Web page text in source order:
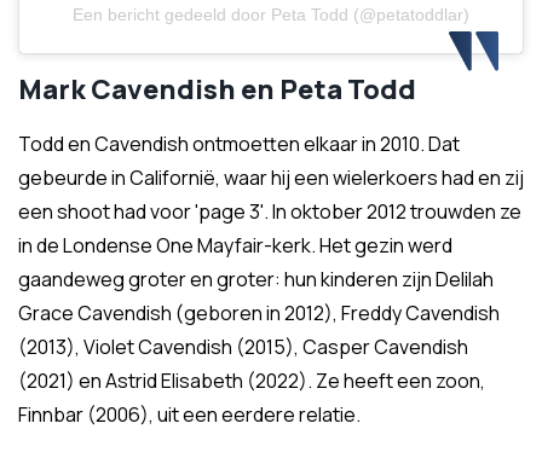
Een bericht gedeeld door Peta Todd (@petatoddlar)
Mark Cavendish en Peta Todd
Todd en Cavendish ontmoetten elkaar in 2010. Dat
gebeurde in Californië, waar hij een wielerkoers had en zij
een shoot had voor 'page 3'. In oktober 2012 trouwden ze
in de Londense One Mayfair-kerk. Het gezin werd
gaandeweg groter en groter: hun kinderen zijn Delilah
Grace Cavendish (geboren in 2012), Freddy Cavendish
(2013), Violet Cavendish (2015), Casper Cavendish
(2021) en Astrid Elisabeth (2022). Ze heeft een zoon,
Finnbar (2006), uit een eerdere relatie.